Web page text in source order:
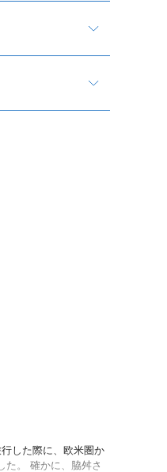
した際に、欧米圏か
た。 確かに、脇舛さ